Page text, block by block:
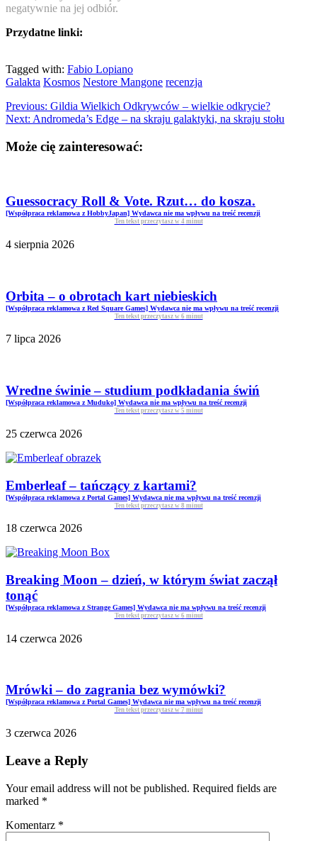
negatywnie na jej odbiór.
Przydatne linki:
Tagged with: Fabio Lopiano
Galakta Kosmos Nestore Mangone recenzja
Previous: Gildia Wielkich Odkrywców – wielkie odkrycie?
Next: Andromeda’s Edge – na skraju galaktyki, na skraju stołu
Może cię zainteresować:
Guessocracy Roll & Vote. Rzut… do kosza.
[Współpraca reklamowa z HobbyJapan] Wydawca nie ma wpływu na treść recenzji
Ten tekst przeczytasz w 4 minut
4 sierpnia 2026
Orbita – o obrotach kart niebieskich
[Współpraca reklamowa z Red Square Games] Wydawca nie ma wpływu na treść recenzji
Ten tekst przeczytasz w 6 minut
7 lipca 2026
Wredne świnie – studium podkładania świń
[Współpraca reklamowa z Muduko] Wydawca nie ma wpływu na treść recenzji
Ten tekst przeczytasz w 5 minut
25 czerwca 2026
Emberleaf – tańczący z kartami?
[Współpraca reklamowa z Portal Games] Wydawca nie ma wpływu na treść recenzji
Ten tekst przeczytasz w 8 minut
18 czerwca 2026
Breaking Moon – dzień, w którym świat zaczął
tonąć
[Współpraca reklamowa z Strange Games] Wydawca nie ma wpływu na treść recenzji
Ten tekst przeczytasz w 6 minut
14 czerwca 2026
Mrówki – do zagrania bez wymówki?
[Współpraca reklamowa z Portal Games] Wydawca nie ma wpływu na treść recenzji
Ten tekst przeczytasz w 7 minut
3 czerwca 2026
Leave a Reply
Your email address will not be published. Required fields are
marked *
Komentarz *